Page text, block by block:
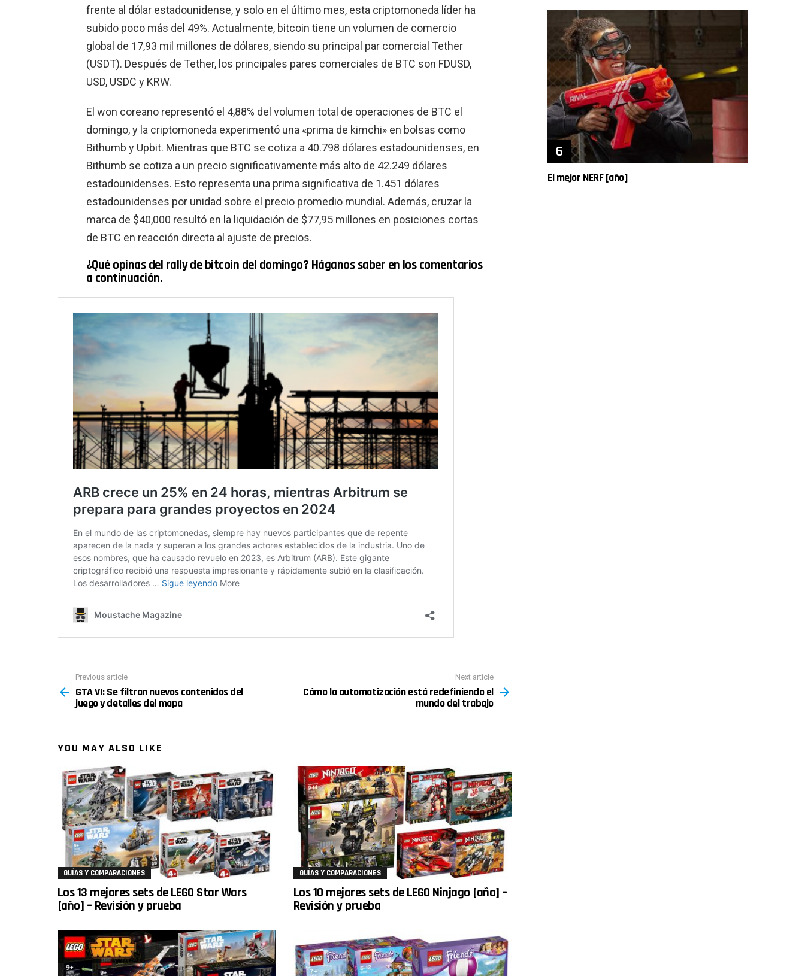
frente al dólar estadounidense, y solo en el último mes, esta criptomoneda líder ha
subido poco más del 49%. Actualmente, bitcoin tiene un volumen de comercio
global de 17,93 mil millones de dólares, siendo su principal par comercial Tether
(USDT). Después de Tether, los principales pares comerciales de BTC son FDUSD,
USD, USDC y KRW.
El won coreano representó el 4,88% del volumen total de operaciones de BTC el
domingo, y la criptomoneda experimentó una «prima de kimchi» en bolsas como
Bithumb y Upbit. Mientras que BTC se cotiza a 40.798 dólares estadounidenses, en
Bithumb se cotiza a un precio significativamente más alto de 42.249 dólares
estadounidenses. Esto representa una prima significativa de 1.451 dólares
estadounidenses por unidad sobre el precio promedio mundial. Además, cruzar la
marca de $40,000 resultó en la liquidación de $77,95 millones en posiciones cortas
de BTC en reacción directa al ajuste de precios.
¿Qué opinas del rally de bitcoin del domingo? Háganos saber en los comentarios
a continuación.
more
Previous article
GTA VI: Se filtran nuevos contenidos del
juego y detalles del mapa
Next article
Cómo la automatización está redefiniendo el
mundo del trabajo
YOU MAY ALSO LIKE
GUÍAS Y COMPARACIONES
Los 13 mejores sets de LEGO Star Wars
[año] – Revisión y prueba
GUÍAS Y COMPARACIONES
Los 10 mejores sets de LEGO Ninjago [año] –
Revisión y prueba
El mejor NERF [año]